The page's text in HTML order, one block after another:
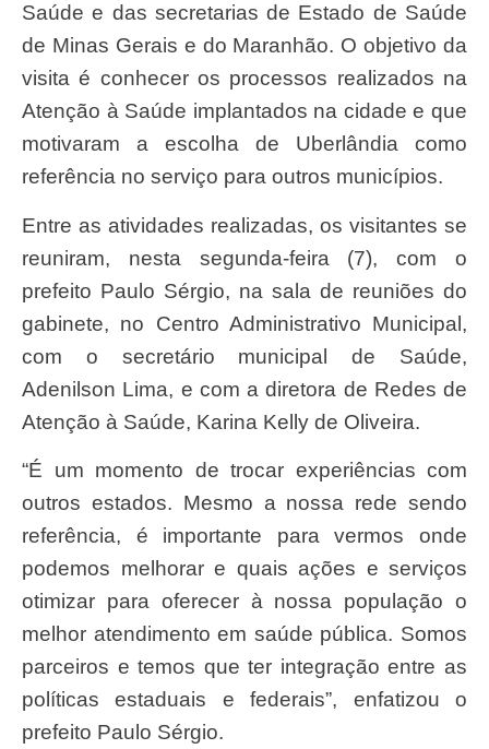
Saúde e das secretarias de Estado de Saúde
de Minas Gerais e do Maranhão. O objetivo da
visita é conhecer os processos realizados na
Atenção à Saúde implantados na cidade e que
motivaram a escolha de Uberlândia como
referência no serviço para outros municípios.
Entre as atividades realizadas, os visitantes se
reuniram, nesta segunda-feira (7), com o
prefeito Paulo Sérgio, na sala de reuniões do
gabinete, no Centro Administrativo Municipal,
com o secretário municipal de Saúde,
Adenilson Lima, e com a diretora de Redes de
Atenção à Saúde, Karina Kelly de Oliveira.
“É um momento de trocar experiências com
outros estados. Mesmo a nossa rede sendo
referência, é importante para vermos onde
podemos melhorar e quais ações e serviços
otimizar para oferecer à nossa população o
melhor atendimento em saúde pública. Somos
parceiros e temos que ter integração entre as
políticas estaduais e federais”, enfatizou o
prefeito Paulo Sérgio.